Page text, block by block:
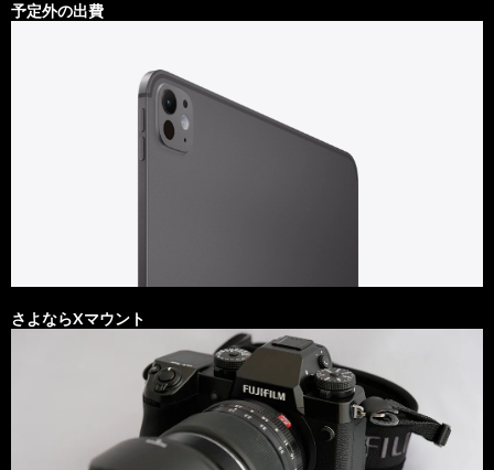
予定外の出費
さよならXマウント